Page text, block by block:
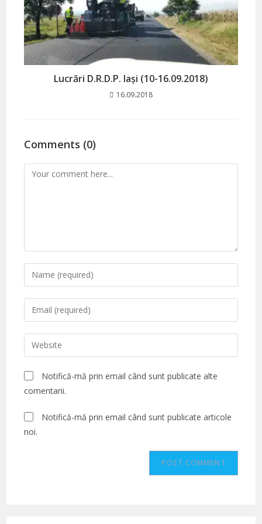
Lucrări D.R.D.P. Iași (10-16.09.2018)
16.09.2018
Comments (0)
Comment
Enter
your
name
to
comment
Enter
your
email
address
comment
Enter
your
website
URL
Notifică-mă prin email când sunt publicate alte
comentarii.
Notifică-mă prin email când sunt publicate articole
noi.